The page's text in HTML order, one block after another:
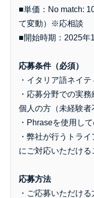
■単価：No match:
て変動）※応相談
■開始時期：2025年
応募条件（必須）
・イタリア語ネイ
・応募分野での実
個人の方（未経験者
・Phraseを使用し
・弊社が行うトラ
にご対応いただける
応募方法
・ご応募いただけ